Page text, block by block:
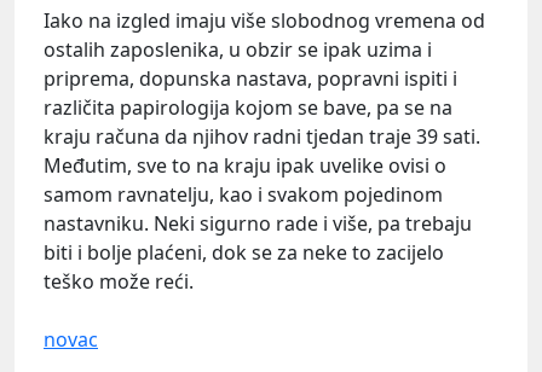
Iako na izgled imaju više slobodnog vremena od
ostalih zaposlenika, u obzir se ipak uzima i
priprema, dopunska nastava, popravni ispiti i
različita papirologija kojom se bave, pa se na
kraju računa da njihov radni tjedan traje 39 sati.
Međutim, sve to na kraju ipak uvelike ovisi o
samom ravnatelju, kao i svakom pojedinom
nastavniku. Neki sigurno rade i više, pa trebaju
biti i bolje plaćeni, dok se za neke to zacijelo
teško može reći.
novac